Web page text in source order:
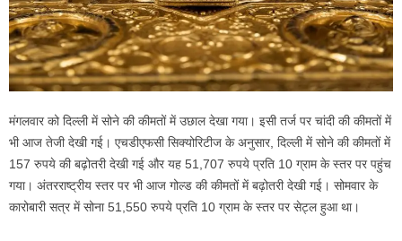
मंगलवार को दिल्‍ली में सोने की कीमतों में उछाल देखा गया। इसी तर्ज पर चांदी की कीमतों में
भी आज तेजी देखी गई। एचडीएफसी सिक्‍योरिटीज के अनुसार, दिल्‍ली में सोने की कीमतों में
157 रुपये की बढ़ोतरी देखी गई और यह 51,707 रुपये प्रति 10 ग्राम के स्‍तर पर पहुंच
गया। अंतरराष्‍ट्रीय स्‍तर पर भी आज गोल्‍ड की कीमतों में बढ़ोतरी देखी गई। सोमवार के
कारोबारी सत्र में सोना 51,550 रुपये प्रति 10 ग्राम के स्‍तर पर सेट्ल हुआ था।